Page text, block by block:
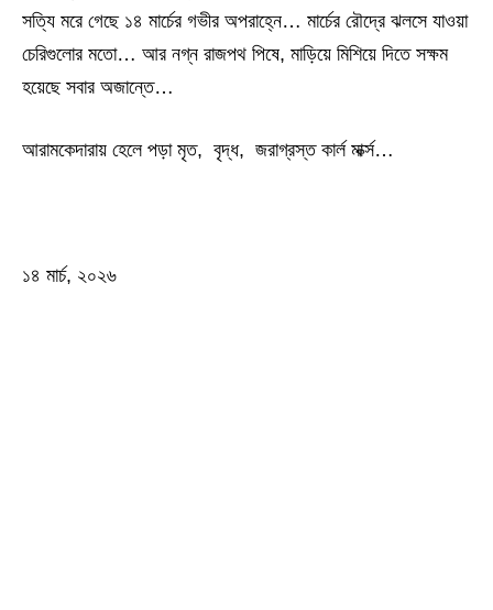
সত্যি মরে গেছে ১৪ মার্চের গভীর অপরাহ্নে… মার্চের রৌদ্রে ঝলসে যাওয়া
চেরিগুলোর মতো… আর নগ্ন রাজপথ পিষে, মাড়িয়ে মিশিয়ে দিতে সক্ষম
হয়েছে সবার অজান্তে…
আরামকেদারায় হেলে পড়া মৃত, বৃদ্ধ, জরাগ্রস্ত কার্ল মার্ক্স…
১৪ মার্চ, ২০২৬